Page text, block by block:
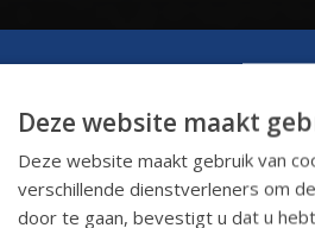
Deze website maakt
Deze website maakt gebruik van
verschillende dienstverleners om
door te gaan, bevestigt u dat u